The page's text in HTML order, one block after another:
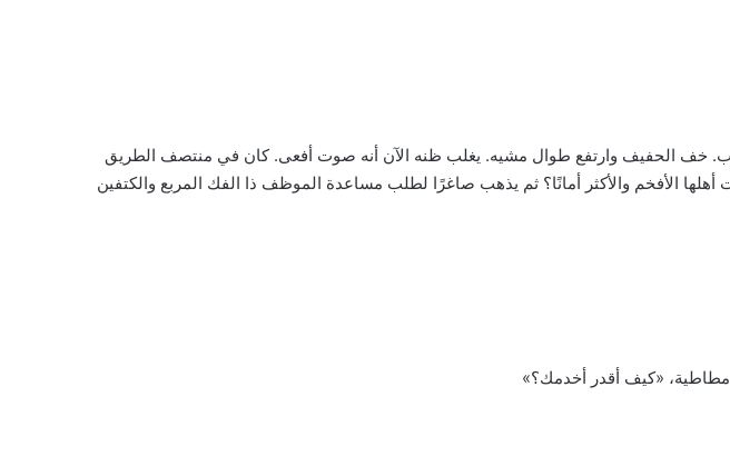
خف الحفيف وارتفع طوال مشيه. يغلب ظنه الآن أنه صوت أفعى. كان في منتصف الطريق
الأفخم والأكثر أمانًا؟ ثم يذهب صاغرًا لطلب مساعدة الموظف ذا الفك المربع والكتفين
«كيف أقدر أخدمك؟»